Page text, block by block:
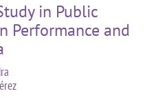
in Public
Performance and